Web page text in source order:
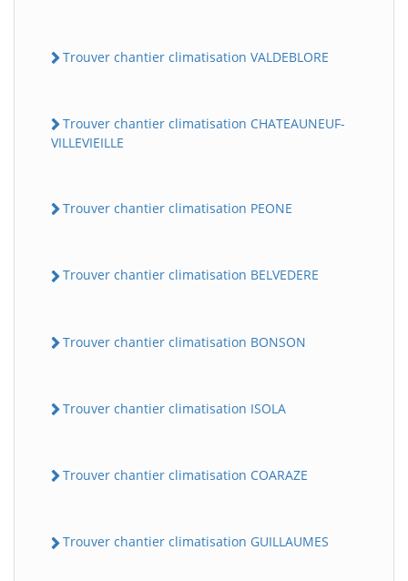
Trouver chantier climatisation VALDEBLORE
Trouver chantier climatisation CHATEAUNEUF-
VILLEVIEILLE
Trouver chantier climatisation PEONE
Trouver chantier climatisation BELVEDERE
Trouver chantier climatisation BONSON
Trouver chantier climatisation ISOLA
Trouver chantier climatisation COARAZE
Trouver chantier climatisation GUILLAUMES